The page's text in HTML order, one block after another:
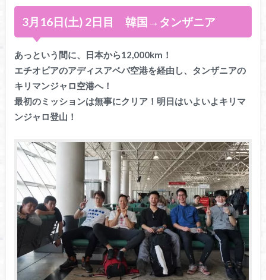
3月16日(土) 2日目 韓国→タンザニア
あっという間に、日本から12,000km！
エチオピアのアディスアベバ空港を経由し、タンザニアの
キリマンジャロ空港へ！
最初のミッションは無事にクリア！明日はいよいよキリマ
ンジャロ登山！